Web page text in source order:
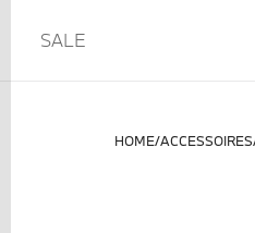
SALE
HOME ACCESSOIRES